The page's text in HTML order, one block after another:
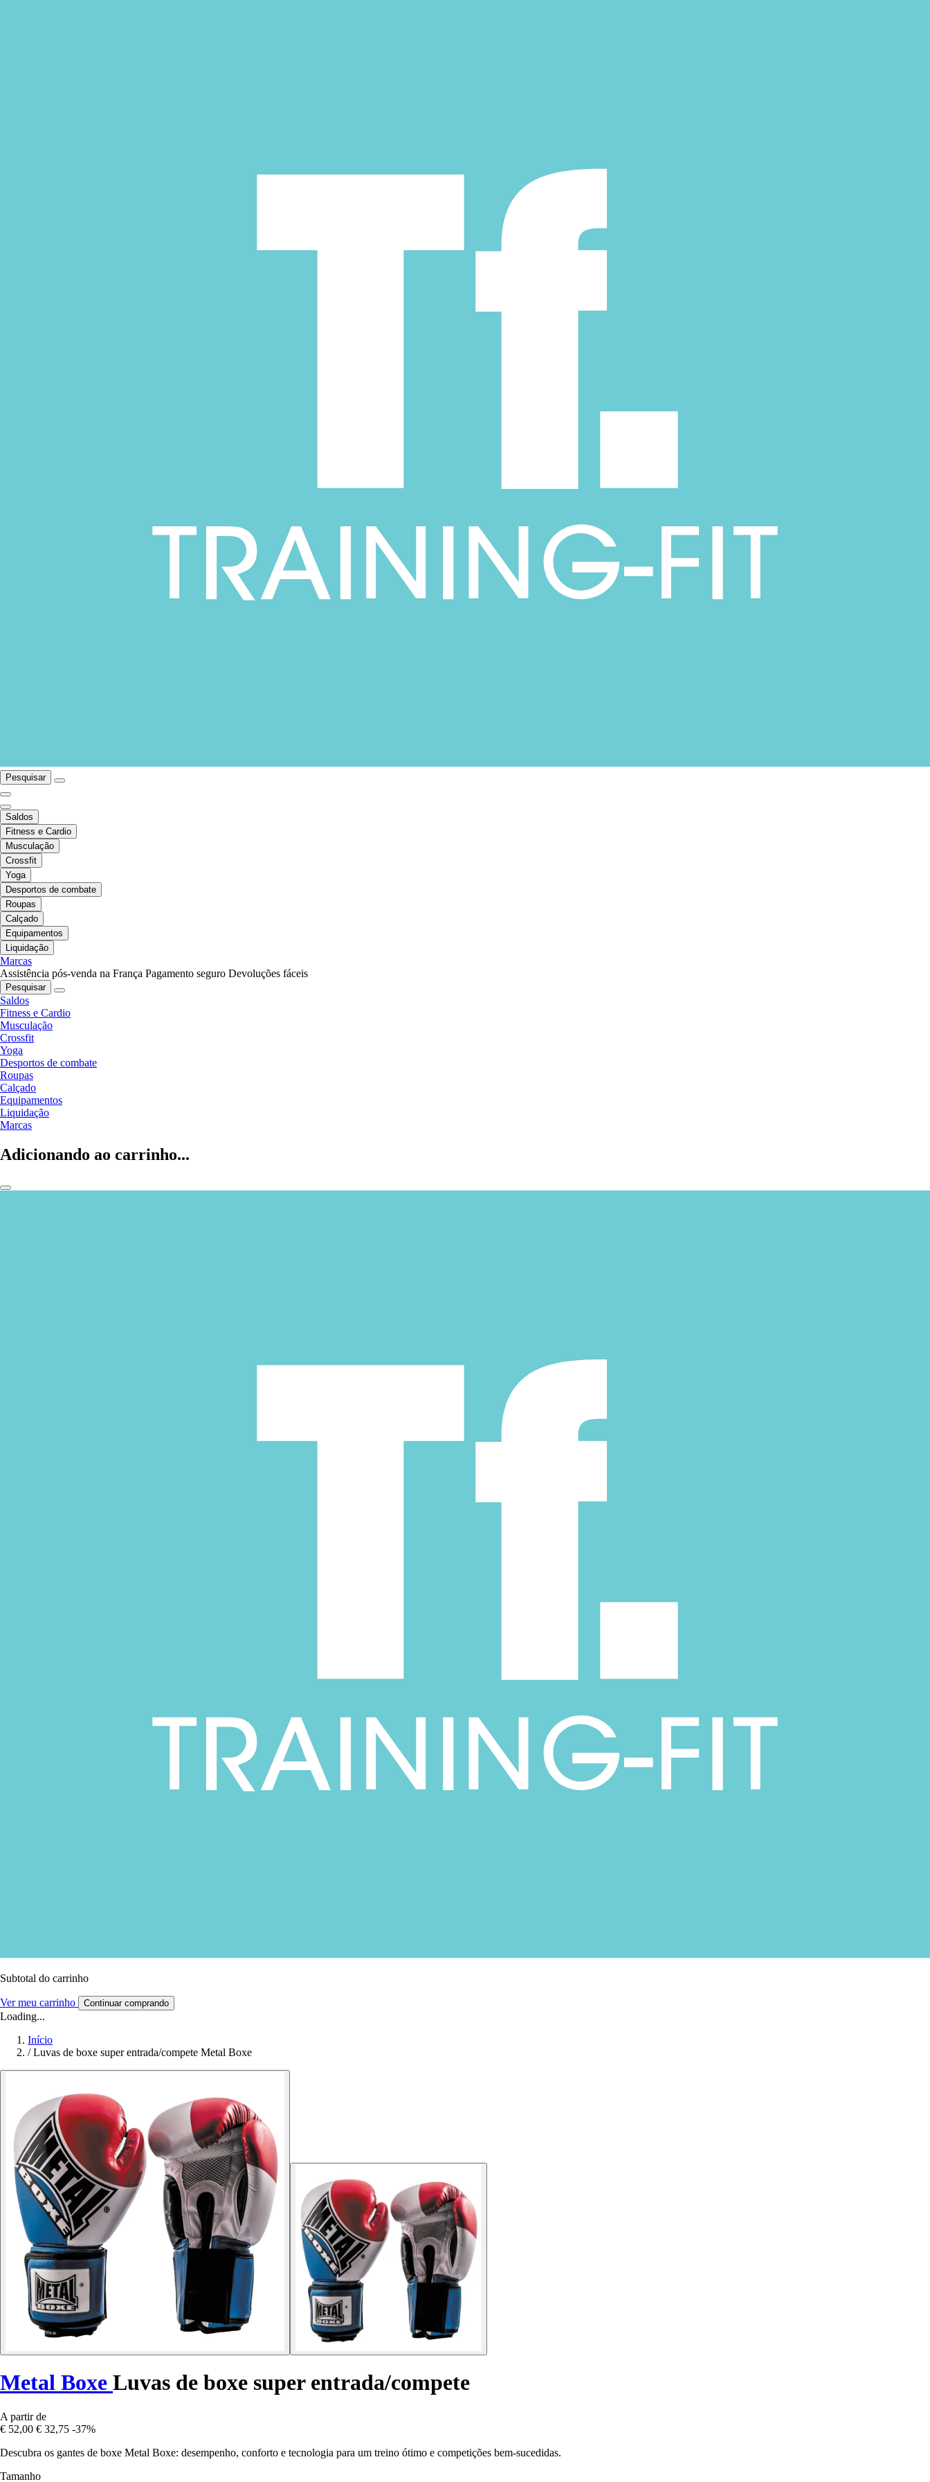
Pesquisar
Saldos
Fitness e Cardio
Musculação
Crossfit
Yoga
Desportos de combate
Roupas
Calçado
Equipamentos
Liquidação
Marcas
Assistência pós-venda na França Pagamento seguro Devoluções fáceis
Pesquisar
Saldos
Fitness e Cardio
Musculação
Crossfit
Yoga
Desportos de combate
Roupas
Calçado
Equipamentos
Liquidação
Marcas
Adicionando ao carrinho...
Subtotal do carrinho
Ver meu carrinho Continuar comprando
Loading...
Início
/ Luvas de boxe super entrada/compete Metal Boxe
Metal Boxe Luvas de boxe super entrada/compete
A partir de
€ 52,00 € 32,75 -37%
Descubra os gantes de boxe Metal Boxe: desempenho, conforto e tecnologia para um treino ótimo e competições bem-sucedidas.
Tamanho